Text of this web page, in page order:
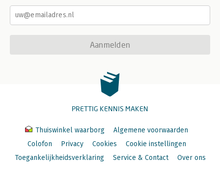
Aanmelden
PRETTIG KENNIS MAKEN
Thuiswinkel waarborg
Algemene voorwaarden
Colofon
Privacy Cookies
Cookie instellingen
Toegankelijkheidsverklaring
Service & Contact Over ons